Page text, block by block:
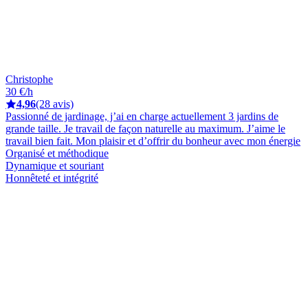
Christophe
30 €/h
4,96(28 avis)
Passionné de jardinage, j’ai en charge actuellement 3 jardins de
grande taille. Je travail de façon naturelle au maximum. J’aime le
travail bien fait. Mon plaisir et d’offrir du bonheur avec mon énergie
Organisé et méthodique
Dynamique et souriant
Honnêteté et intégrité